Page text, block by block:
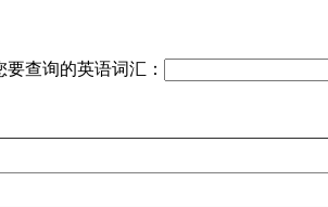
要查询的英语词汇：